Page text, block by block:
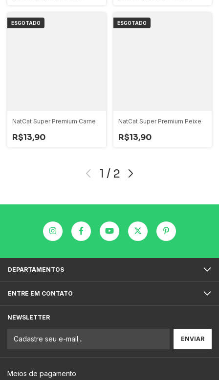
ESGOTADO
NatCat Super Premium Carne
R$13,90
ESGOTADO
NatCat Super Premium Peixe
R$13,90
1 / 2
DEPARTAMENTOS
ENTRE EM CONTATO
NEWSLETTER
Meios de pagamento